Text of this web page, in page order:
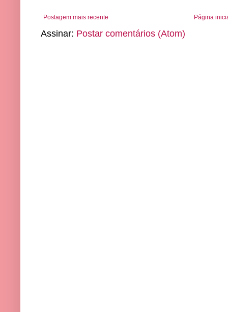
Postagem mais recente Página
Assinar: Postar comentários (Atom)